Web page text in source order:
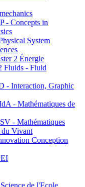
- Concepts in
System
2 Énergie
- Fluid
- Interaction, Graphic
- Mathématiques de
- Mathématiques
du Vivant
Conception
de l'Ecole